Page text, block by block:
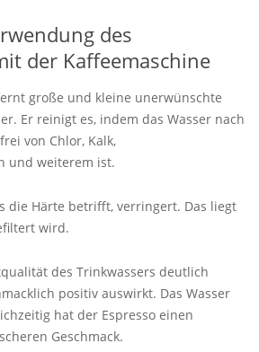
des
der Kaffeemaschine
große und kleine unerwünschte
Er reinigt es, indem das Wasser nach
von Chlor, Kalk,
und weiterem ist.
die Härte betrifft, verringert. Das liegt
wird.
des Trinkwassers deutlich
positiv auswirkt. Das Wasser
hat der Espresso einen
Geschmack.